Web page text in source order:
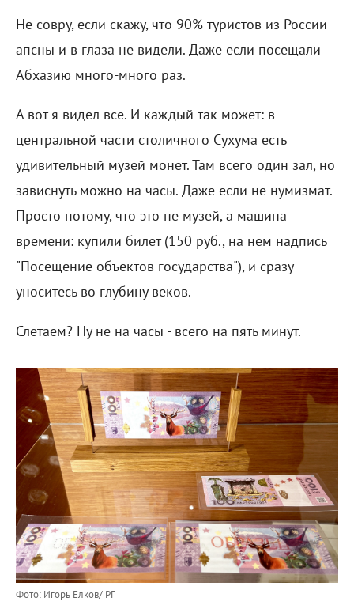
Не совру, если скажу, что 90% туристов из России
апсны и в глаза не видели. Даже если посещали
Абхазию много-много раз.
А вот я видел все. И каждый так может: в
центральной части столичного Сухума есть
удивительный музей монет. Там всего один зал, но
зависнуть можно на часы. Даже если не нумизмат.
Просто потому, что это не музей, а машина
времени: купили билет (150 руб., на нем надпись
"Посещение объектов государства"), и сразу
уноситесь во глубину веков.
Слетаем? Ну не на часы - всего на пять минут.
Фото: Игорь Елков/ РГ